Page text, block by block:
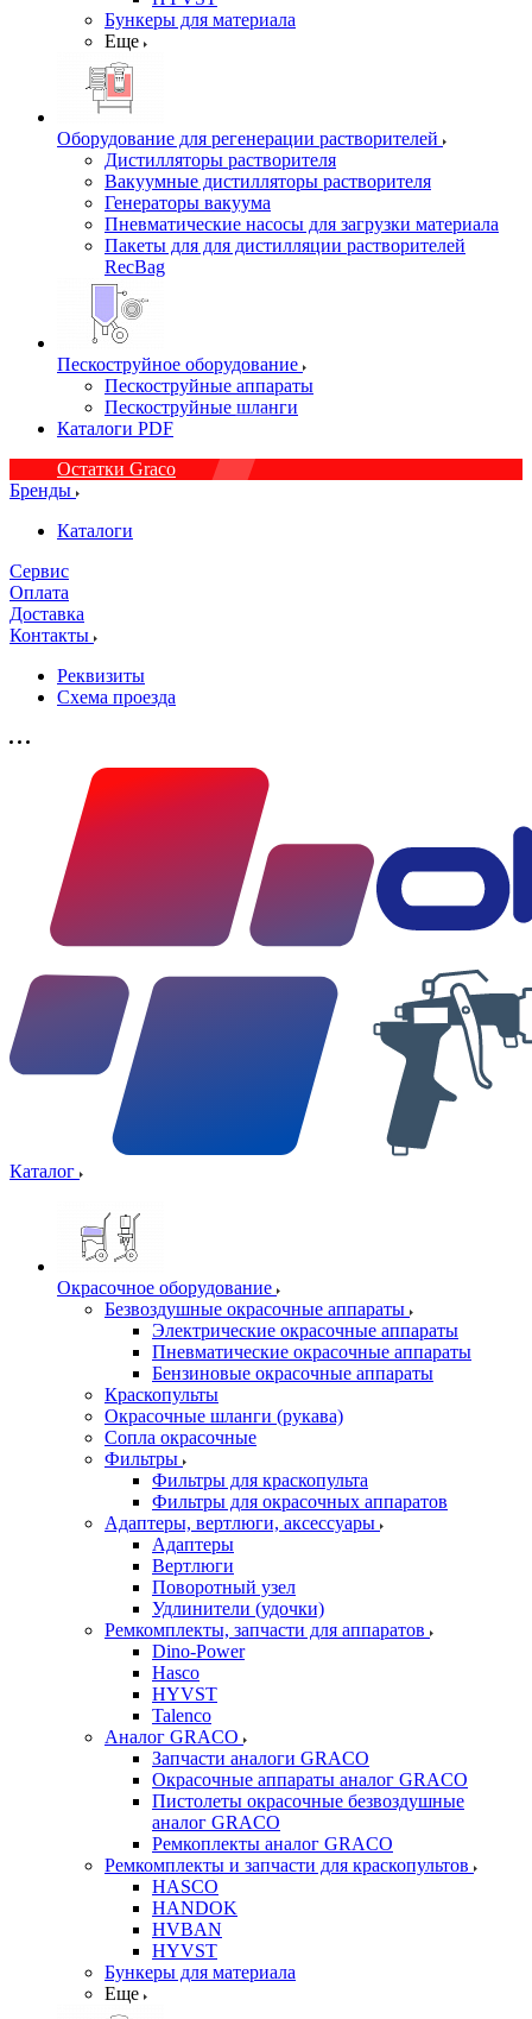
Бункеры для материала
Еще
Оборудование для регенерации растворителей
Дистилляторы растворителя
Вакуумные дистилляторы растворителя
Генераторы вакуума
Пневматические насосы для загрузки материала
Пакеты для для дистилляции растворителей
RecBag
Пескоструйное оборудование
Пескоструйные аппараты
Пескоструйные шланги
Каталоги PDF
Остатки Graco
Бренды
Каталоги
Сервис
Оплата
Доставка
Контакты
Реквизиты
Схема проезда
Каталог
Окрасочное оборудование
Безвоздушные окрасочные аппараты
Электрические окрасочные аппараты
Пневматические окрасочные аппараты
Бензиновые окрасочные аппараты
Краскопульты
Окрасочные шланги (рукава)
Сопла окрасочные
Фильтры
Фильтры для краскопульта
Фильтры для окрасочных аппаратов
Адаптеры, вертлюги, аксессуары
Адаптеры
Вертлюги
Поворотный узел
Удлинители (удочки)
Ремкомплекты, запчасти для аппаратов
Dino-Power
Hasco
HYVST
Talenco
Аналог GRACO
Запчасти аналоги GRACO
Окрасочные аппараты аналог GRACO
Пистолеты окрасочные безвоздушные
аналог GRACO
Ремкоплекты аналог GRACO
Ремкомплекты и запчасти для краскопультов
HASCO
HANDOK
HVBAN
HYVST
Бункеры для материала
Еще